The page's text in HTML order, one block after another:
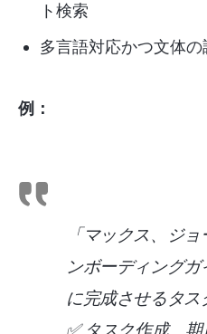
ト検索
多言語対応かつ文体
例：
「マックス、ジ
ンボーディング
に完成させるタス